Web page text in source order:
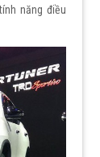
năng điều